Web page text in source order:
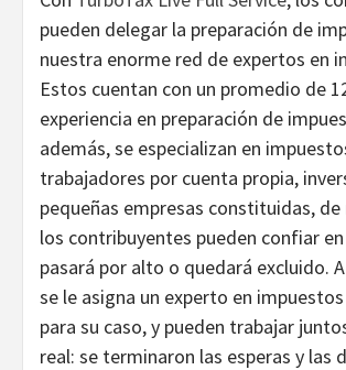
pueden delegar la preparación de
nuestra enorme red de expertos en
Estos cuentan con un promedio de
experiencia en preparación de
además, se especializan en
trabajadores por cuenta propia,
pequeñas empresas constituidas,
los contribuyentes pueden confiar
pasará por alto o quedará excluido.
se le asigna un experto en
para su caso, y pueden trabajar
real: se terminaron las esperas y las